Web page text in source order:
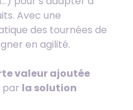
Avec une
des tournées de
en agilité.
valeur ajoutée
par la solution